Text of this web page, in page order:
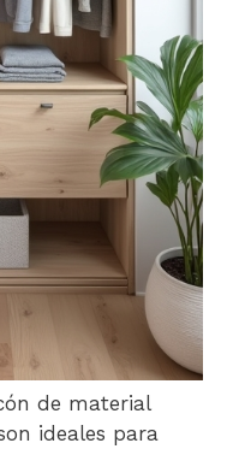
de material
ideales para